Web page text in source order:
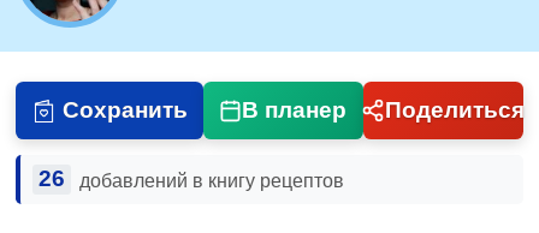
Сохранить В планер Поделиться
26 добавлений в книгу рецептов